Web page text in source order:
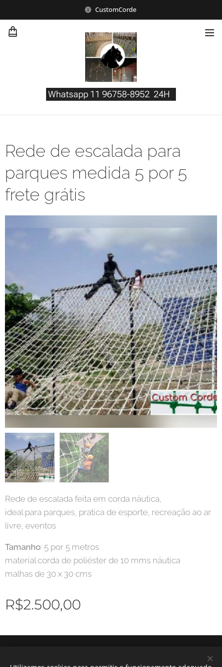
CustomCorde
Whatsapp 11 96758-8952 24H
Rede de escalada para
parques medida 5 por 5
frete grátis
Rede de escalada feita em corda náutica,
ideal para parques, pratica de esporte, recreação ao ar
livre, eventos
Tamanho: 5 por 5 metros
material corda de poliéster de 10 mms náutica
malhas de 30 x 30 cms
R$2.500,00